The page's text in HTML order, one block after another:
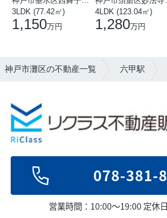
3LDK (77.42㎡)
1,150万円
4LDK (123.04㎡)
1,280万円
神戸市灘区の不動産一覧 六甲駅
078-381-
営業時間：10:00～19:00 定休